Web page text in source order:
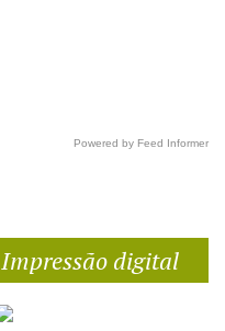
Powered by Feed Informer
Impressão digital